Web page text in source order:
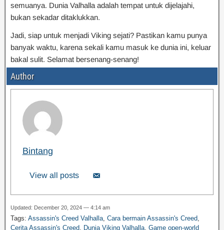
semuanya. Dunia Valhalla adalah tempat untuk dijelajahi,
bukan sekadar ditaklukkan.
Jadi, siap untuk menjadi Viking sejati? Pastikan kamu punya
banyak waktu, karena sekali kamu masuk ke dunia ini, keluar
bakal sulit. Selamat bersenang-senang!
Author
Bintang
View all posts
Updated: December 20, 2024 — 4:14 am
Tags: Assassin's Creed Valhalla Cara bermain Assassin's Creed
Cerita Assassin's Creed
Dunia Viking Valhalla Game open-world